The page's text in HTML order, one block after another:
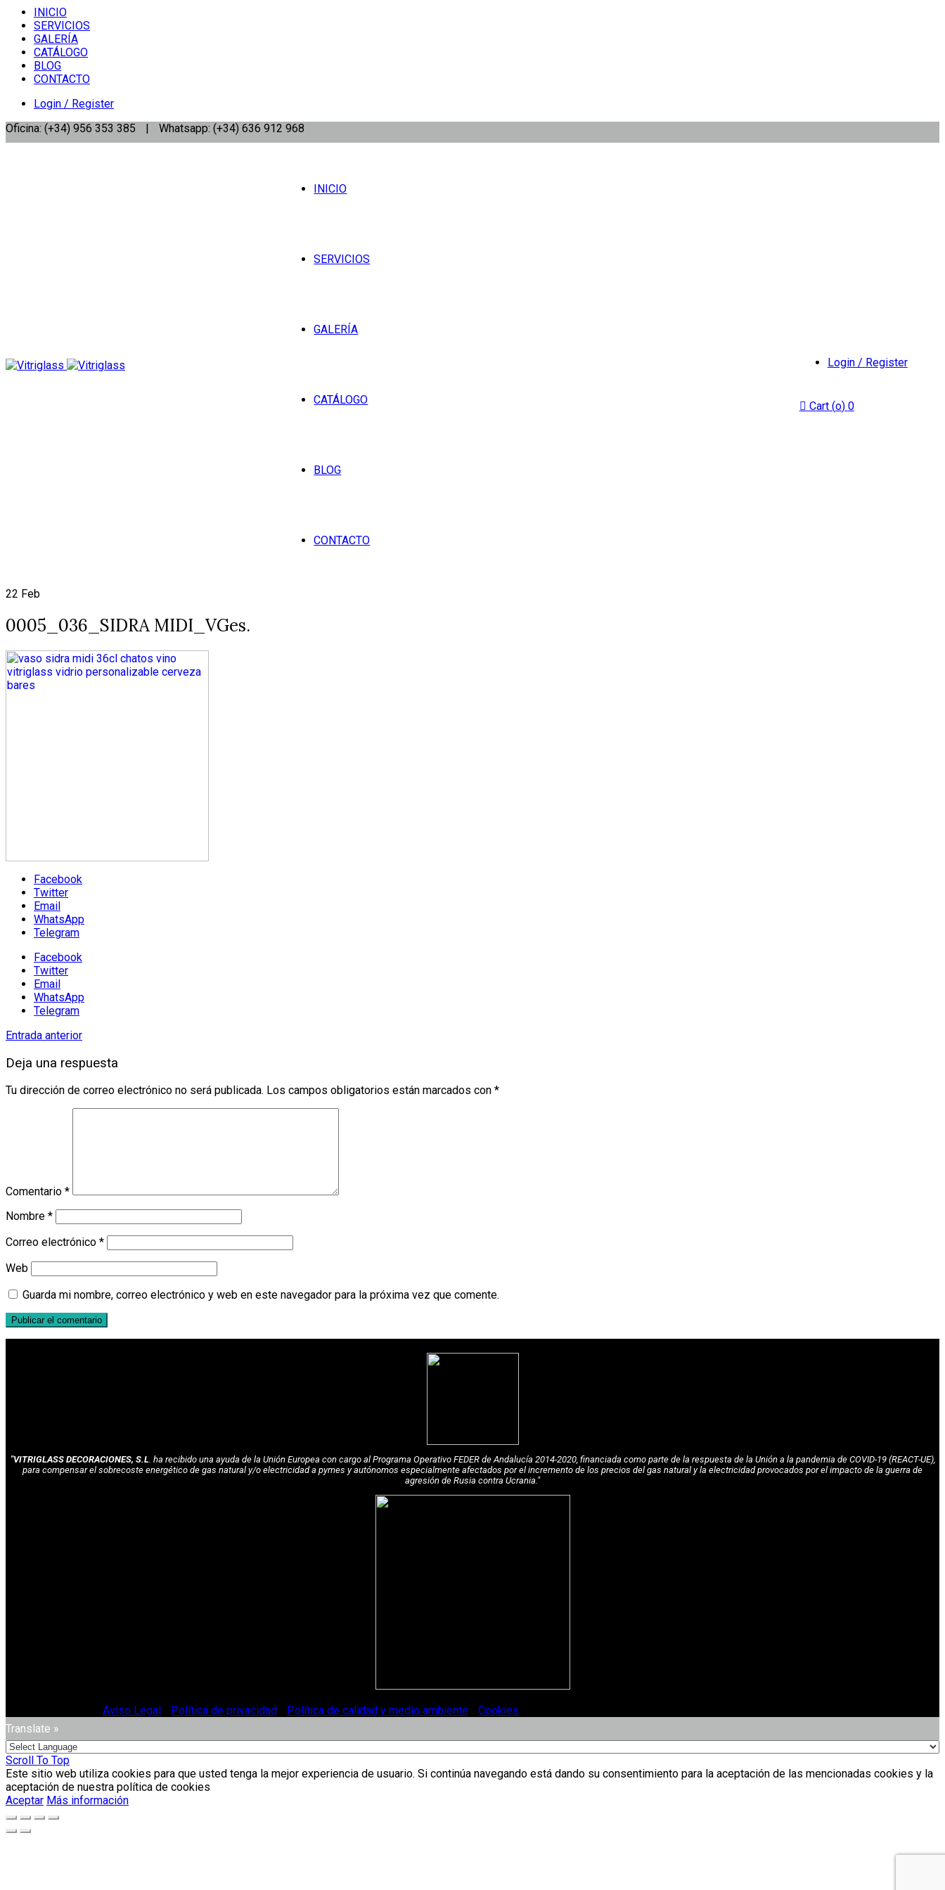
INICIO
SERVICIOS
GALERÍA
CATÁLOGO
BLOG
CONTACTO
Login / Register
Oficina: (+34) 956 353 385
| Whatsapp: (+34) 636 912 968
INICIO
SERVICIOS
GALERÍA
CATÁLOGO
BLOG
CONTACTO
Login / Register
Cart (o) 0
22 Feb
0005_036_SIDRA MIDI_VGes.
Facebook
Twitter
Email
WhatsApp
Telegram
Facebook
Twitter
Email
WhatsApp
Telegram
Entrada anterior
Deja una respuesta
Tu dirección de correo electrónico no será publicada. Los campos obligatorios están marcados con *
Comentario *
Nombre *
Correo electrónico *
Web
Guarda mi nombre, correo electrónico y web en este navegador para la próxima vez que comente.
"VITRIGLASS DECORACIONES, S.L. ha recibido una ayuda de la Unión Europea con cargo al Programa Operativo FEDER de Andalucía 2014-2020, financiada como parte de la respuesta de la Unión a la pandemia de COVID-19 (REACT-UE),
para compensar el sobrecoste energético de gas natural y/o electricidad a pymes y autónomos especialmente afectados por el incremento de los precios del gas natural y la electricidad provocados por el impacto de la guerra de
agresión de Rusia contra Ucrania."
Aviso Legal Política de privacidad Política de calidad y medio ambiente Cookies
Translate »
Scroll To Top
Este sitio web utiliza cookies para que usted tenga la mejor experiencia de usuario. Si continúa navegando está dando su consentimiento para la aceptación de las mencionadas cookies y la
aceptación de nuestra política de cookies
Aceptar Más información